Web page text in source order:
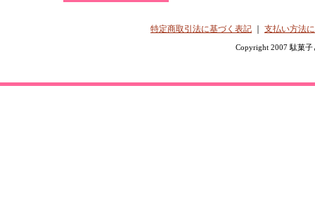
特定商取引法に基づく表記 支払い方法
Copyright 2007 駄菓